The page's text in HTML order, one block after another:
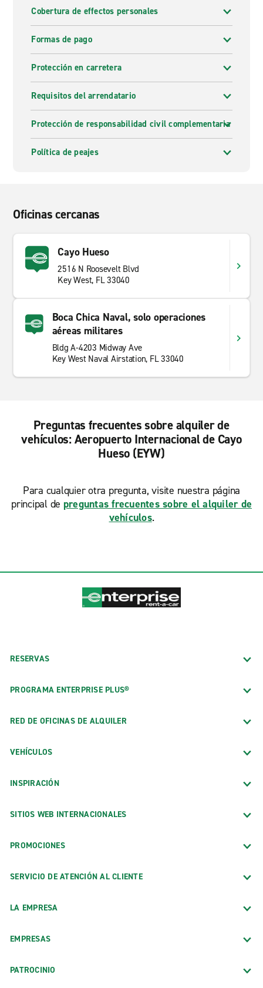
Cobertura de effectos personales
Formas de pago
Protección en carretera
Requisitos del arrendatario
Protección de responsabilidad civil complementaria
Política de peajes
Oficinas cercanas
Cayo Hueso
2516 N Roosevelt Blvd
Key West, FL 33040
Boca Chica Naval, solo operaciones
aéreas militares
Bldg A-4203 Midway Ave
Key West Naval Airstation, FL 33040
Preguntas frecuentes sobre alquiler de
vehículos: Aeropuerto Internacional de Cayo
Hueso (EYW)
Para cualquier otra pregunta, visite nuestra página
principal de preguntas frecuentes sobre el alquiler de
vehículos.
RESERVAS
PROGRAMA ENTERPRISE PLUS®
RED DE OFICINAS DE ALQUILER
VEHÍCULOS
INSPIRACIÓN
SITIOS WEB INTERNACIONALES
PROMOCIONES
SERVICIO DE ATENCIÓN AL CLIENTE
LA EMPRESA
EMPRESAS
PATROCINIO